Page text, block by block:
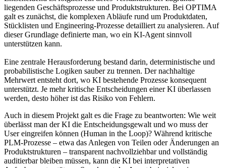
liegenden Geschäftsprozesse und Produktstrukturen. Bei OPTIMA
galt es zunächst, die komplexen Abläufe rund um Produktdaten,
Stücklisten und Engineering-Prozesse detailliert zu analysieren. Auf
dieser Grundlage definierte man, wo ein KI-Agent sinnvoll
unterstützen kann.
Eine zentrale Herausforderung bestand darin, deterministische und
probabilistische Logiken sauber zu trennen. Der nachhaltige
Mehrwert entsteht dort, wo KI bestehende Prozesse konsequent
unterstützt. Je mehr kritische Entscheidungen einer KI überlassen
werden, desto höher ist das Risiko von Fehlern.
Auch in diesem Projekt galt es die Frage zu beantworten: Wie weit
überlässt man der KI die Entscheidungsgewalt und wo muss der
User eingreifen können (Human in the Loop)? Während kritische
PLM-Prozesse – etwa das Anlegen von Teilen oder Änderungen an
Produktstrukturen – transparent nachvollziehbar und vollständig
auditierbar bleiben müssen, kann die KI bei interpretativen